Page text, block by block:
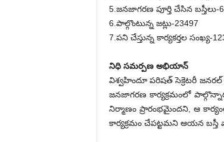
5.జనజాగరణ పూర్తి చేసిన బస్తీలు-
6.పాల్గొంటున్న జట్లు-23497
7.పని చేస్తున్న కార్యకర్తల సంఖ్య-
నిధి సమర్పణ అభియాన్
విశ్వహిందూ పరిషత్ సెక్రెటరీ
జనజాగరణ కార్యక్రమంలో
నిర్మాణం ప్రారంభమైందని, ఆ
కార్యక్రమం చేపట్టమని ఆయన బస్తీ